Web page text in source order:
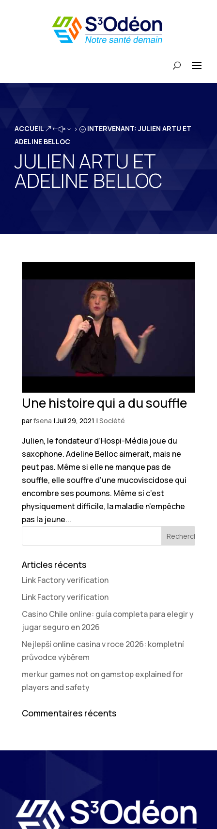
ACCUEIL &#x35; INTERVENANT: JULIEN ARTU ET
ADELINE BELLOC
JULIEN ARTU ET
ADELINE BELLOC
Une histoire qui a du souffle
parfsena |Juil 29, 2021 | Société
Julien, le fondateur d’Hospi-Média joue du
saxophone. Adeline Belloc aimerait, mais ne
peut pas. Même si elle ne manque pas de
souffle, elle souffre d’une mucoviscidose qui
encombre ses poumons. Même si c’est
physiquement difficile, la maladie n’empêche
pas la jeune...
Articles récents
Link Factory verification
Link Factory verification
Casino Chile online: guía completa para elegir y
jugar seguro en 2026
Nejlepší online casina v roce 2026: kompletní
průvodce výběrem
merkur games not on gamstop explained for
players and safety
Commentaires récents